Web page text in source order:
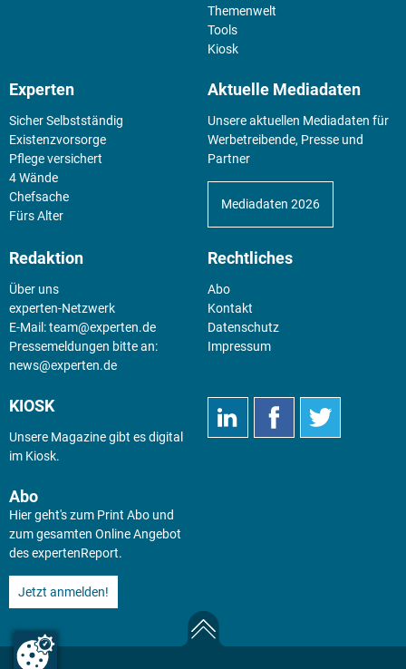
Themenwelt
Tools
Kiosk
Experten
Sicher Selbstständig
Existenz­vorsorge
Pflege versichert
4 Wände
Chefsache
Fürs Alter
Aktuelle Mediadaten
Unsere aktuellen Mediadaten für
Werbetreibende, Presse und
Partner
Mediadaten 2026
Redaktion
Über uns
experten-Netzwerk
E-Mail:team@experten.de
Pressemeldungen bitte an:
news@experten.de
Rechtliches
Abo
Kontakt
Datenschutz
Impressum
KIOSK
Unsere Magazine gibt es digital
im Kiosk.
Abo
Hier geht's zum Print Abo und
zum gesamten Online Angebot
des expertenReport.
Jetzt anmelden!